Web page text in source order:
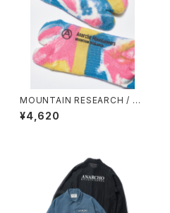
MOUNTAIN RESEARCH / TI
E DYE TABI
¥4,620